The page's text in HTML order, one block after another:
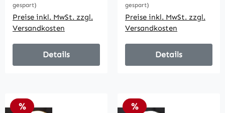
gespart)
Preise inkl. MwSt. zzgl.
Versandkosten
Details
gespart)
Preise inkl. MwSt. zzgl.
Versandkosten
Details
Rabatt
% Rabatt
%